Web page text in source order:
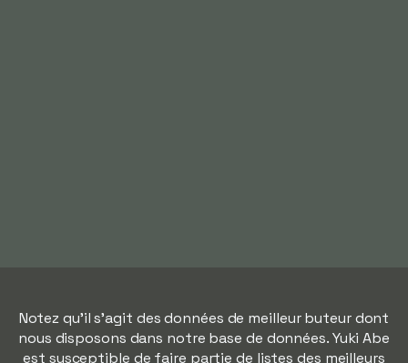
Notez qu'il s'agit des données de meilleur buteur dont
nous disposons dans notre base de données. Yuki Abe
est susceptible de faire partie de listes des meilleurs